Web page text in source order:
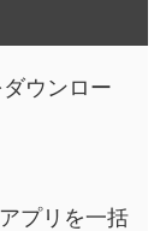
ウンロー
プリを一括